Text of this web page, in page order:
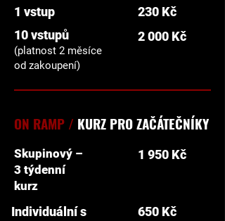
1 vstup
10 vstupů
(platnost 2 měsíce
od zakoupení)
230 Kč
2 000 Kč
ON RAMP / KURZ PRO ZAČÁTEČNÍKY
Skupinový –
3 týdenní
kurz
Individuální s
1 950 Kč
650 Kč